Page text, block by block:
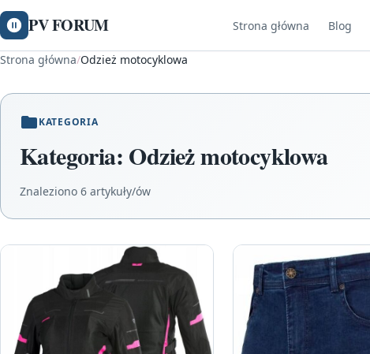
PV FORUM Strona główna Blog
Strona główna/Odzież motocyklowa
KATEGORIA
Kategoria: Odzież motocyklowa
Znaleziono 6 artykuły/ów